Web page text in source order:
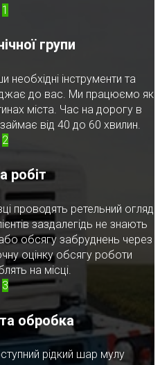
1
групи
інструменти та
до вас. Ми працюємо як
міста. Час на дорогу в
від 40 до 60 хвилин.
2
робіт
проводять ретельний огляд
заздалегідь не знають
обсягу забруднень через
оцінку обсягу роботи
на місці.
3
обробка
рідкий шар мулу